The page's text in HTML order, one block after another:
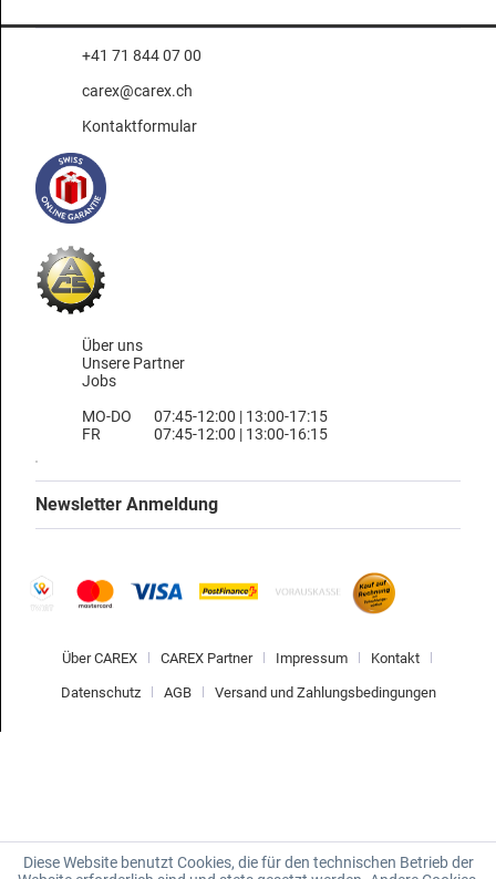
+41 71 844 07 00
carex@carex.ch
Kontaktformular
Über uns
Unsere Partner
Jobs
MO-DO
FR
07:45-12:00 | 13:00-17:15
07:45-12:00 | 13:00-16:15
Newsletter Anmeldung
Über CAREX CAREX Partner Impressum Kontakt
Datenschutz AGB Versand und Zahlungsbedingungen
Diese Website benutzt Cookies, die für den technischen Betrieb der